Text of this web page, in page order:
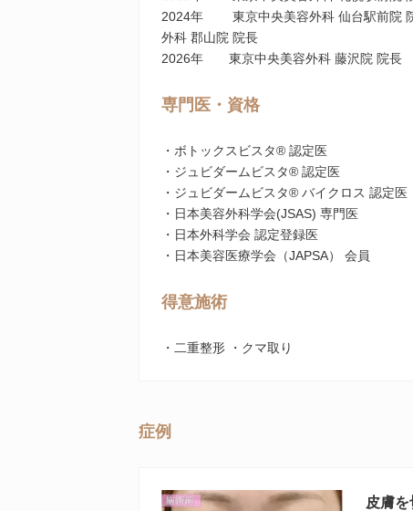
2024年 東京中央美容外科 仙台駅前院 院
外科 郡山院 院長
2026年 東京中央美容外科 藤沢院 院長
専門医・資格
・ボトックスビスタ® 認定医
・ジュビダームビスタ® 認定医
・ジュビダームビスタ® バイクロス 認定医
・日本美容外科学会(JSAS) 専門医
・日本外科学会 認定登録医
・日本美容医療学会（JAPSA） 会員
得意施術
・二重整形 ・クマ取り
症例
皮膚